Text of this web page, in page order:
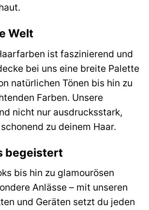
Welt
ist faszinierend und
bei uns eine breite Palette
natürlichen Tönen bis hin zu
Farben. Unsere
nicht nur ausdrucksstark,
zu deinem Haar.
begeistert
bis hin zu glamourösen
Anlässe – mit unseren
und Geräten setzt du jeden